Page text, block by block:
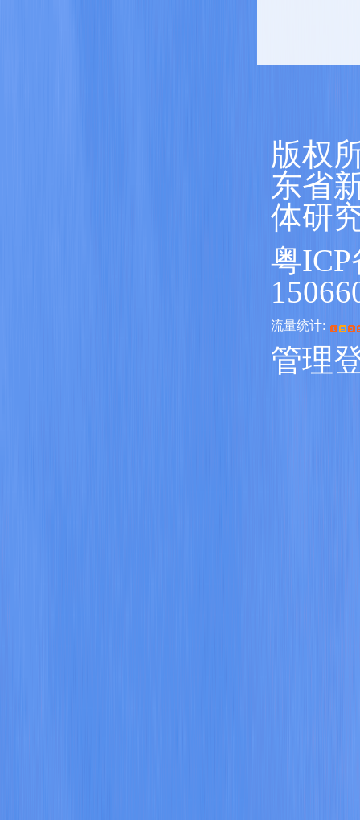
版权
东省
体研
粤ICP
流量统计:
管理